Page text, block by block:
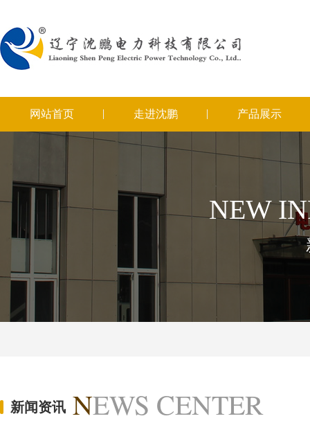
网站首页 走进沈鹏 产品展示
NEW
NEWS CENTER
新闻资讯